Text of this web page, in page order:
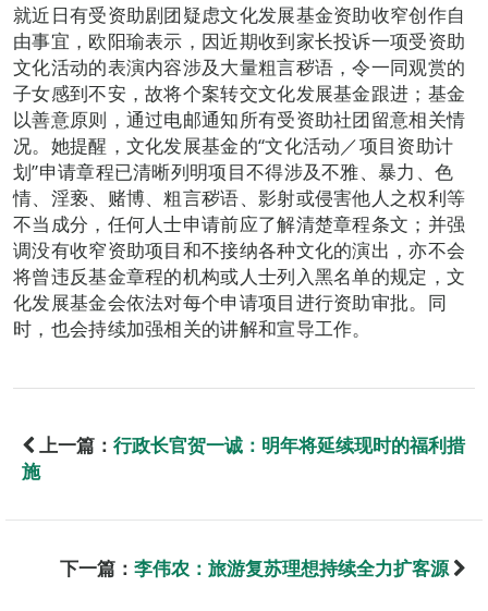
就近日有受资助剧团疑虑文化发展基金资助收窄创作自
由事宜，欧阳瑜表示，因近期收到家长投诉一项受资助
文化活动的表演内容涉及大量粗言秽语，令一同观赏的
子女感到不安，故将个案转交文化发展基金跟进；基金
以善意原则，通过电邮通知所有受资助社团留意相关情
况。她提醒，文化发展基金的“文化活动／项目资助计
划”申请章程已清晰列明项目不得涉及不雅、暴力、色
情、淫亵、赌博、粗言秽语、影射或侵害他人之权利等
不当成分，任何人士申请前应了解清楚章程条文；并强
调没有收窄资助项目和不接纳各种文化的演出，亦不会
将曾违反基金章程的机构或人士列入黑名单的规定，文
化发展基金会依法对每个申请项目进行资助审批。同
时，也会持续加强相关的讲解和宣导工作。
上一篇： 行政长官贺一诚：明年将延续现时的福利措
施
下一篇： 李伟农：旅游复苏理想持续全力扩客源